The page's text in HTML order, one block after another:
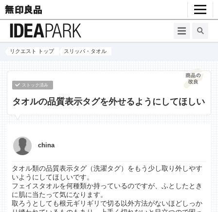
リクエスト トップ スリッパ・タオル
ストック済み
タオルの品質表示タグを外せるようにしてほしい
china
タオル類の品質表示タグ（洗濯タグ）をもう少し取り外しやす
いようにしてほしいです。
フェイスタオルを何種類か持っているのですが、ふとしたとき
に肌に当たって気になります。
取ろうとしても根元ギリギリで切る以外方法がないほどしっか